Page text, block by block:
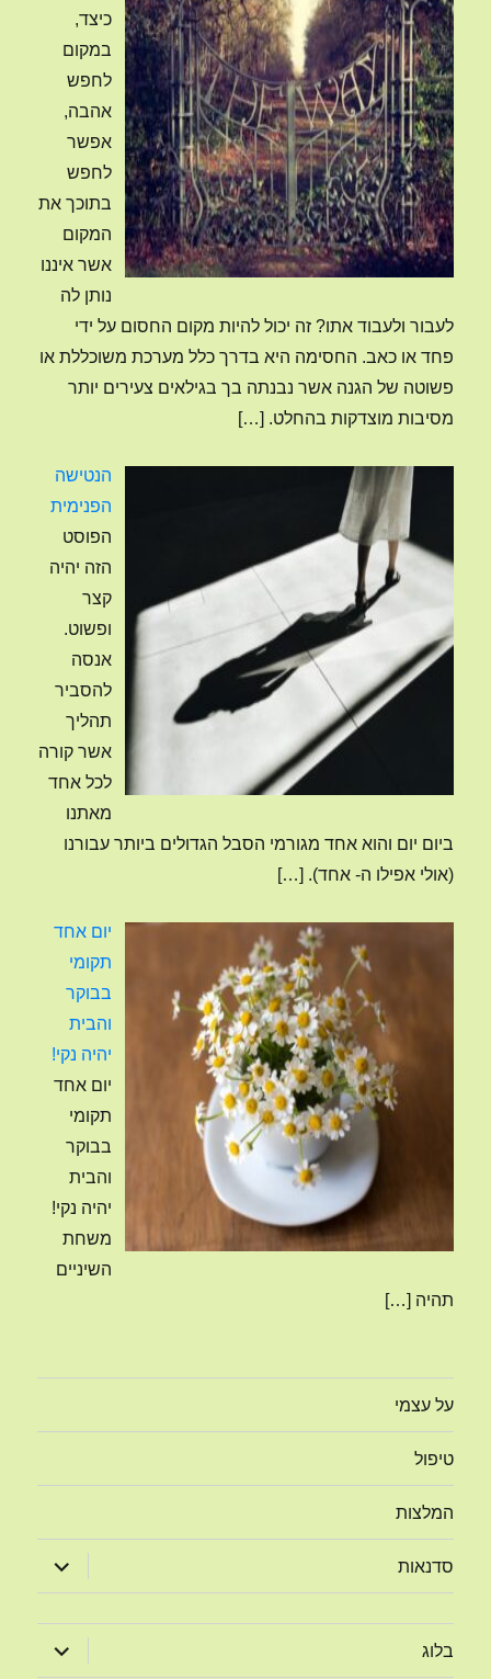
כיצד,
במקום
לחפש
אהבה,
אפשר
לחפש
בתוכך את
המקום
אשר איננו
נותן לה
לעבור ולעבוד אתו? זה יכול להיות מקום החסום על ידי
פחד או כאב. החסימה היא בדרך כלל מערכת משוכללת או
פשוטה של הגנה אשר נבנתה בך בגילאים צעירים יותר
מסיבות מוצדקות בהחלט.
[…]
הנטישה
הפנימית
הפוסט
הזה יהיה
קצר
ופשוט.
אנסה
להסביר
תהליך
אשר קורה
לכל אחד
מאתנו
ביום יום והוא אחד מגורמי הסבל הגדולים ביותר עבורנו
(אולי אפילו ה- אחד). […]
יום אחד
תקומי
בבוקר
והבית
יהיה נקי!
יום אחד
תקומי
בבוקר
והבית
יהיה נקי!
משחת
השיניים
תהיה
[…]
על עצמי
טיפול
המלצות
סדנאות
הצג
תפריט
בלוג
הצג
תפריט